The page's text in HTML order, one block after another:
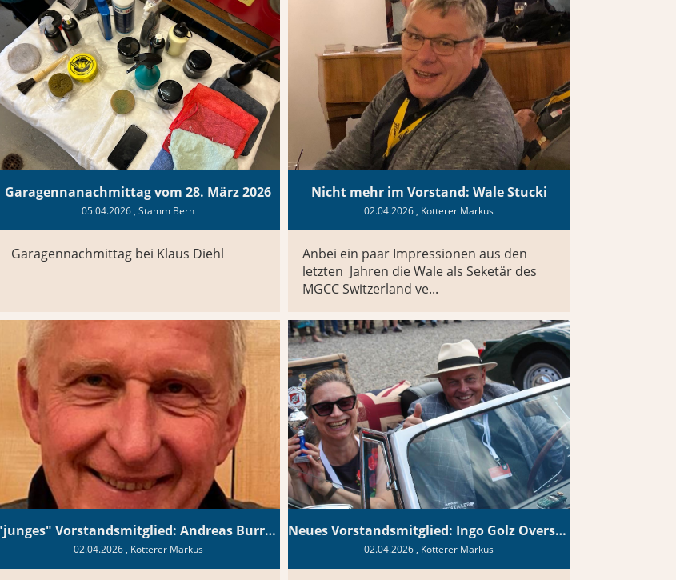
Garagennanachmittag vom 28. März 2026
05.04.2026 , Stamm Bern
Garagennachmittag bei Klaus Diehl
Nicht mehr im Vorstand: Wale Stucki
02.04.2026 , Kotterer Markus
Anbei ein paar Impressionen aus den
letzten Jahren die Wale als Seketär des
MGCC Switzerland ve...
"junges" Vorstandsmitglied: Andreas Burri Register
02.04.2026, Kotterer Markus
Neues Vorstandsmitglied: Ingo Golz Overseas
02.04.2026 , Kotterer Markus